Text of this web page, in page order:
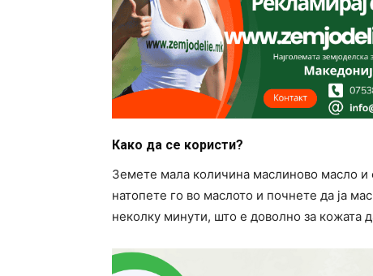
Како да се користи?
Земете мала количина маслиново масло и
натопете го во маслото и почнете да ја
неколку минути, што е доволно за кожата